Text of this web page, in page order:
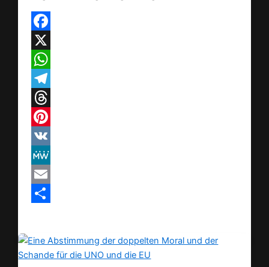
Facebook
X
WhatsApp
Telegram
Threads
Pinterest
VK
MeWe
Email